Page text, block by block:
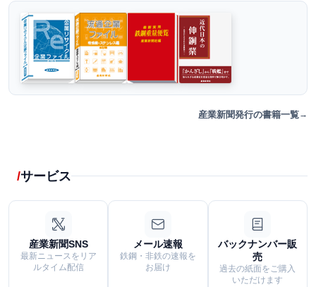
産業新聞発行の書籍一覧
サービス
産業新聞SNS
最新ニュースをリア
ルタイム配信
メール速報
鉄鋼・非鉄の速報を
お届け
バックナンバー販
売
過去の紙面をご購入
いただけます